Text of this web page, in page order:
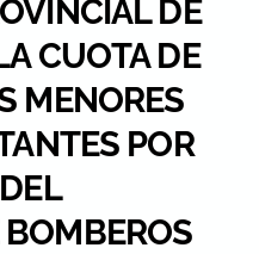
DE
CUOTA DE
MENORES
POR